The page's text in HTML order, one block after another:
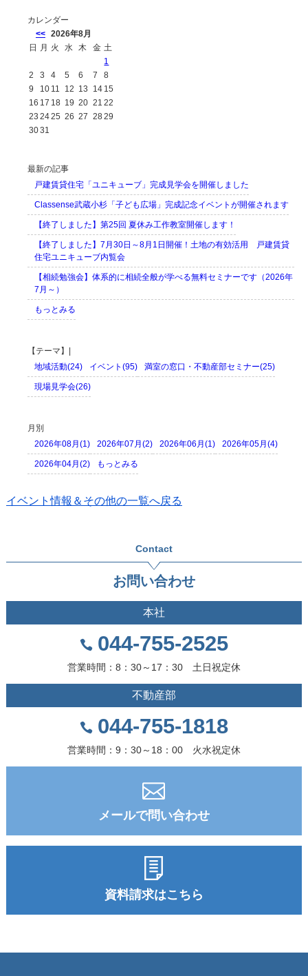
カレンダー
<<
2026年8月
日
月 火 水 木 金 土
1
2
3 4 5 6 7
8
9
10 11 12 13 14 15
16 17 18 19 20 21 22
23 2425 26 27 2829
3031
最新の記事
戸建賃貸住宅「ユニキューブ」完成見学会を開催しました
Classense武蔵小杉「子ども広場」完成記念イベントが開催されます
【終了しました】第25回 夏休み工作教室開催します！
【終了しました】7月30日～8月1日開催！土地の有効活用 戸建賃貸
住宅ユニキューブ内覧会
【相続勉強会】体系的に相続全般が学べる無料セミナーです（2026年
7月～）
もっとみる
【テーマ】|
地域活動(24)
イベント(95) 満室の窓口・不動産部セミナー(25)
現場見学会(26)
月別
2026年08月(1)
2026年07月(2) 2026年06月(1) 2026年05月(4)
2026年04月(2) もっとみる
イベント情報＆その他の一覧へ戻る
Contact
お問い合わせ
本社
044-755-2525
営業時間：8：30～17：30 土日祝定休
不動産部
044-755-1818
営業時間：9：30～18：00 火水祝定休
メールで問い合わせ
資料請求はこちら